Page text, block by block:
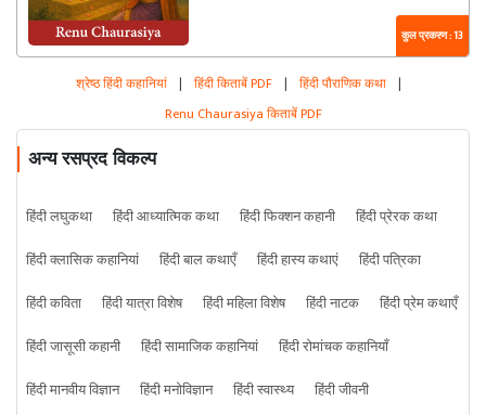
कुल प्रकरण : 13
श्रेष्ठ हिंदी कहानियां | हिंदी किताबें PDF | हिंदी पौराणिक कथा |
Renu Chaurasiya किताबें PDF
अन्य रसप्रद विकल्प
हिंदी लघुकथा हिंदी आध्यात्मिक कथा हिंदी फिक्शन कहानी
हिंदी प्रेरक कथा
हिंदी क्लासिक कहानियां
हिंदी बाल कथाएँ हिंदी हास्य कथाएं
हिंदी पत्रिका
हिंदी कविता
हिंदी यात्रा विशेष हिंदी महिला विशेष हिंदी नाटक
हिंदी प्रेम कथाएँ
हिंदी जासूसी कहानी
हिंदी सामाजिक कहानियां
हिंदी रोमांचक कहानियाँ
हिंदी मानवीय विज्ञान
हिंदी मनोविज्ञान हिंदी स्वास्थ्य हिंदी जीवनी